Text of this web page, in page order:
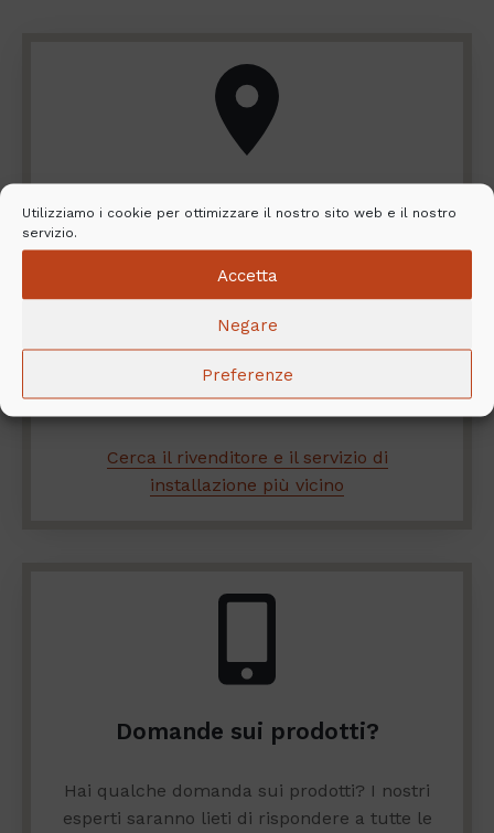
Utilizziamo i cookie per ottimizzare il nostro sito web e il nostro
servizio.
Accetta
Negare
Preferenze
Cerca il rivenditore e il servizio di
NunnaUuni? Hai bisogno di aiuto per
l’installazione? Qui sono disponibili i
rivenditori e i servizi di installazione più
vicini.
Cerca il rivenditore e il servizio di
installazione più vicino
Domande sui prodotti?
Hai qualche domanda sui prodotti? I nostri
esperti saranno lieti di rispondere a tutte le